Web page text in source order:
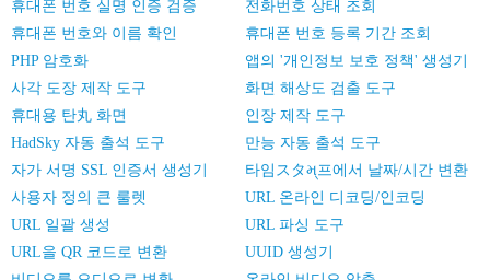
휴대폰 번호 실명 인증 검증
전화번호 상태 조회
휴대폰 번호와 이름 확인
휴대폰 번호 등록 기간 조회
PHP 암호화
앱의 '개인정보 보호 정책' 생성기
사각 도장 제작 도구
화면 해상도 검출 도구
휴대용 탄丸 화면
인장 제작 도구
HadSky 자동 출석 도구
만능 자동 출석 도구
자가 서명 SSL 인증서 생성기
타임スタમ્프에서 날짜/시간 변환
사용자 정의 큰 룰렛
URL 온라인 디코딩/인코딩
URL 일괄 생성
URL 파싱 도구
URL을 QR 코드로 변환
UUID 생성기